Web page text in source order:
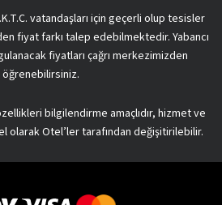
vatandaşları için geçerli olup tesisler
fiyat farkı talep edebilmektedir. Yabancı
fiyatları çağrı merkezimizden
öğrenebilirsiniz.
bilgilendirme amaçlıdır, hizmet ve
olarak Otel’ler tarafından değişitirilebilir.